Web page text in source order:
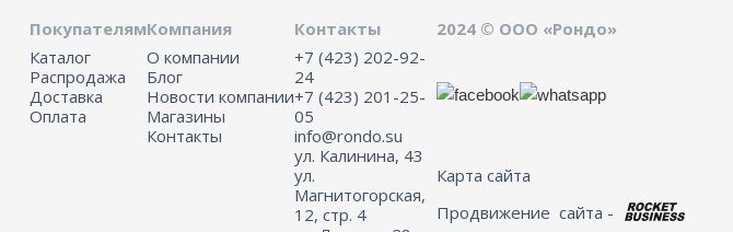
Покупателям
Каталог
Распродажа
Доставка
Оплата
Компания
О компании
Блог
Новости компании
Магазины
Контакты
Контакты
+7 (423) 202-92-
24
+7 (423) 201-25-
05
info@rondo.su
ул. Калинина, 43
ул.
Магнитогорская,
12, стр. 4
2024 © ООО «Рондо»
Карта сайта
Продвижение сайта -